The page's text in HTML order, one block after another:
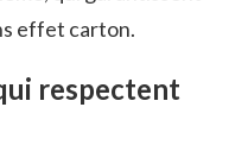
effet carton.
respectent